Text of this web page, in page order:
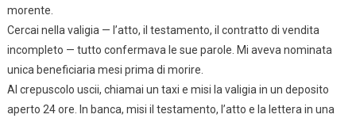
morente.
Cercai nella valigia — l’atto, il testamento, il contratto di vendita
incompleto — tutto confermava le sue parole. Mi aveva nominata
unica beneficiaria mesi prima di morire.
Al crepuscolo uscii, chiamai un taxi e misi la valigia in un deposito
aperto 24 ore. In banca, misi il testamento, l’atto e la lettera in una